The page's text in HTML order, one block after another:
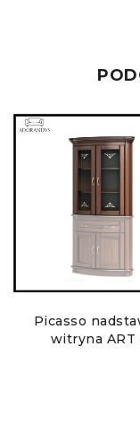
Picasso
witryna ART